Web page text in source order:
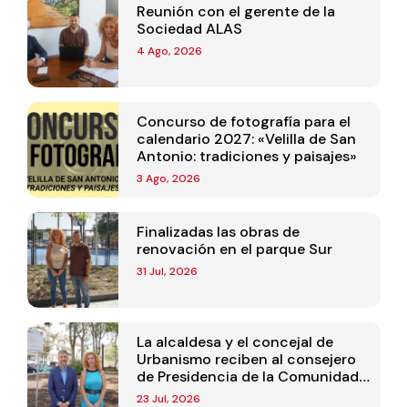
Reunión con el gerente de la
Sociedad ALAS
4 Ago, 2026
Concurso de fotografía para el
calendario 2027: «Velilla de San
Antonio: tradiciones y paisajes»
3 Ago, 2026
Finalizadas las obras de
renovación en el parque Sur
31 Jul, 2026
La alcaldesa y el concejal de
Urbanismo reciben al consejero
de Presidencia de la Comunidad
de Madrid
23 Jul, 2026